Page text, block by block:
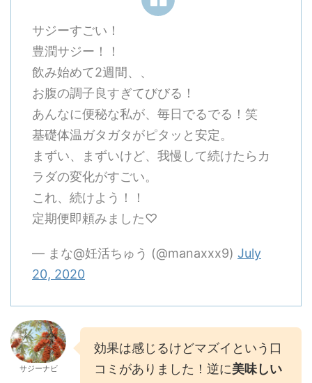
サジーすごい！
豊潤サジー！！
飲み始めて2週間、、
お腹の調子良すぎてびびる！
あんなに便秘な私が、毎日でるでる！笑
基礎体温ガタガタがピタッと安定。
まずい、まずいけど、我慢して続けたらカ
ラダの変化がすごい。
これ、続けよう！！
定期便即頼みました♡
— まな@妊活ちゅう (@manaxxx9) July
20, 2020
サジーナビ
効果は感じるけどマズイという口
コミがありました！逆に美味しい